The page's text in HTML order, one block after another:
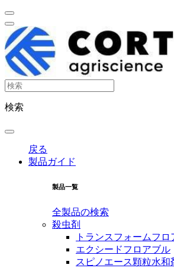
検索
戻る
製品ガイド
製品一覧
全製品の検索
殺虫剤
トランスフォームフロ
エクシードフロアブル
スピノエース顆粒水和